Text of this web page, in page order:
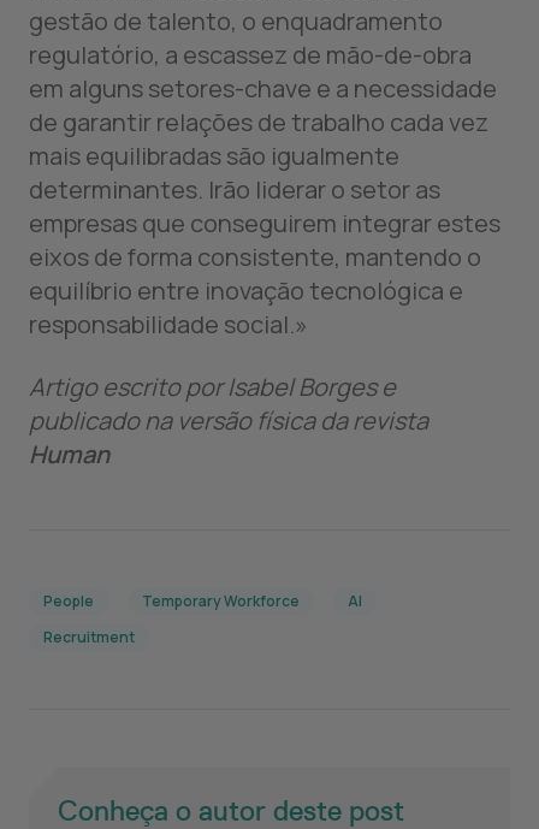
gestão de talento, o enquadramento
regulatório, a escassez de mão-de-obra
em alguns setores-chave e a necessidade
de garantir relações de trabalho cada vez
mais equilibradas são igualmente
determinantes. Irão liderar o setor as
empresas que conseguirem integrar estes
eixos de forma consistente, mantendo o
equilíbrio entre inovação tecnológica e
responsabilidade social.»
Artigo escrito por Isabel Borges e
publicado na versão física da revista
Human
People Temporary Workforce
AI
Recruitment
Conheça o autor deste post